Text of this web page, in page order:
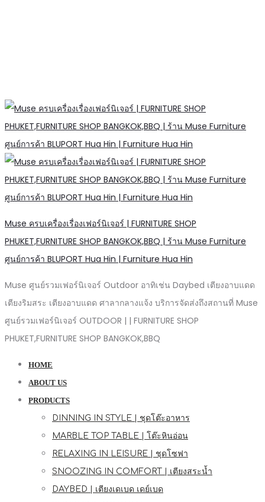
Muse ครบเครื่องเรื่องเฟอร์นิเจอร์ | FURNITURE SHOP
PHUKET,FURNITURE SHOP BANGKOK,BBQ | ร้าน Muse Furniture
ศูนย์การค้า BLUPORT Hua Hin | Furniture Hua Hin
Muse ศูนย์รวมเฟอร์นิเจอร์ Outdoor อาทิเช่น Daybed เตียงอาบแดด
เตียงริมสระ เตียงอาบแดด ศาลากลางแจ้ง บริการจัดส่งถึงสถานที่ Muse
ศูนย์รวมเฟอร์นิเจอร์ OUTDOOR | | FURNITURE SHOP
PHUKET,FURNITURE SHOP BANGKOK,BBQ
HOME
ABOUT US
PRODUCTS
DINNING IN STYLE | ชุดโต๊ะอาหาร
MARBLE TOP TABLE | โต๊ะหินอ่อน
RELAXING IN LEISURE | ชุดโซฟา
SNOOZING IN COMFORT | เตียงสระน้ำ
DAYBED | เตียงเดเบด เดย์เบด